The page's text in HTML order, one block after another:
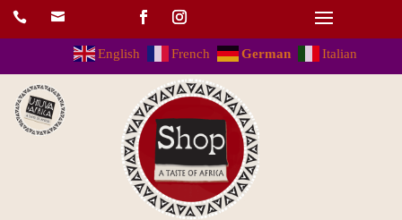
 
English French German Italian